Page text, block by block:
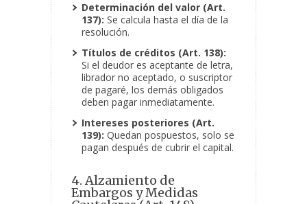
Determinación del valor (Art.
137): Se calcula hasta el día de la
resolución.
Títulos de créditos (Art. 138):
Si el deudor es aceptante de letra,
librador no aceptado, o suscriptor
de pagaré, los demás obligados
deben pagar inmediatamente.
Intereses posteriores (Art.
139): Quedan pospuestos, solo se
pagan después de cubrir el capital.
4. Alzamiento de
Embargos y Medidas